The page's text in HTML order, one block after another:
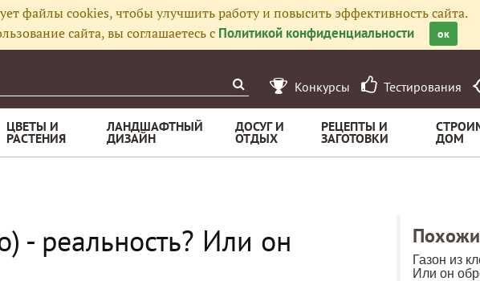
файлы cookies, чтобы улучшить работу и повысить эффективность сайта.
сайта, вы соглашаетесь с Политикой конфиденциальности ок
Конкурсы Тестирования
ЦВЕТЫ И
РАСТЕНИЯ
ЛАНДШАФТНЫЙ
ДИЗАЙН
ДОСУГ И
ОТДЫХ
РЕЦЕПТЫ И
ЗАГОТОВКИ ДОМ
- реальность? Или он
Газон из
Или он